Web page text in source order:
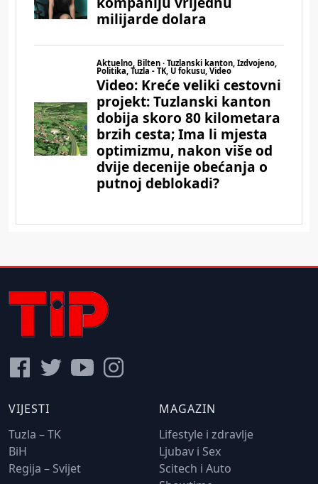
VIJESTI
Tuzla – TK
BiH
Regija – Svijet
MAGAZIN
Lifestyle i zdravlje
Ljubav i Sex
Scitech i Auto